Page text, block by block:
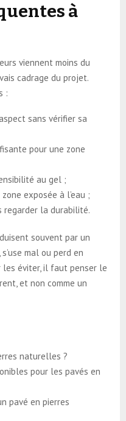
à
viennent moins du
cadrage du projet.
:
sans vérifier sa
pour une zone
au gel ;
exposée à l’eau ;
regarder la durabilité.
souvent par un
mal ou perd en
les éviter, il faut penser le
et non comme un
naturelles ?
pour les pavés en
pavé en pierres